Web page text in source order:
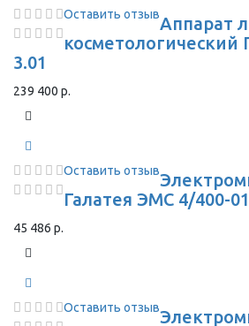
Оставить отзывАппарат
3.01
239 400 р.
Оставить отзыв
Галатея ЭМС 4/400-01
45 486 р.
Оставить отзыв